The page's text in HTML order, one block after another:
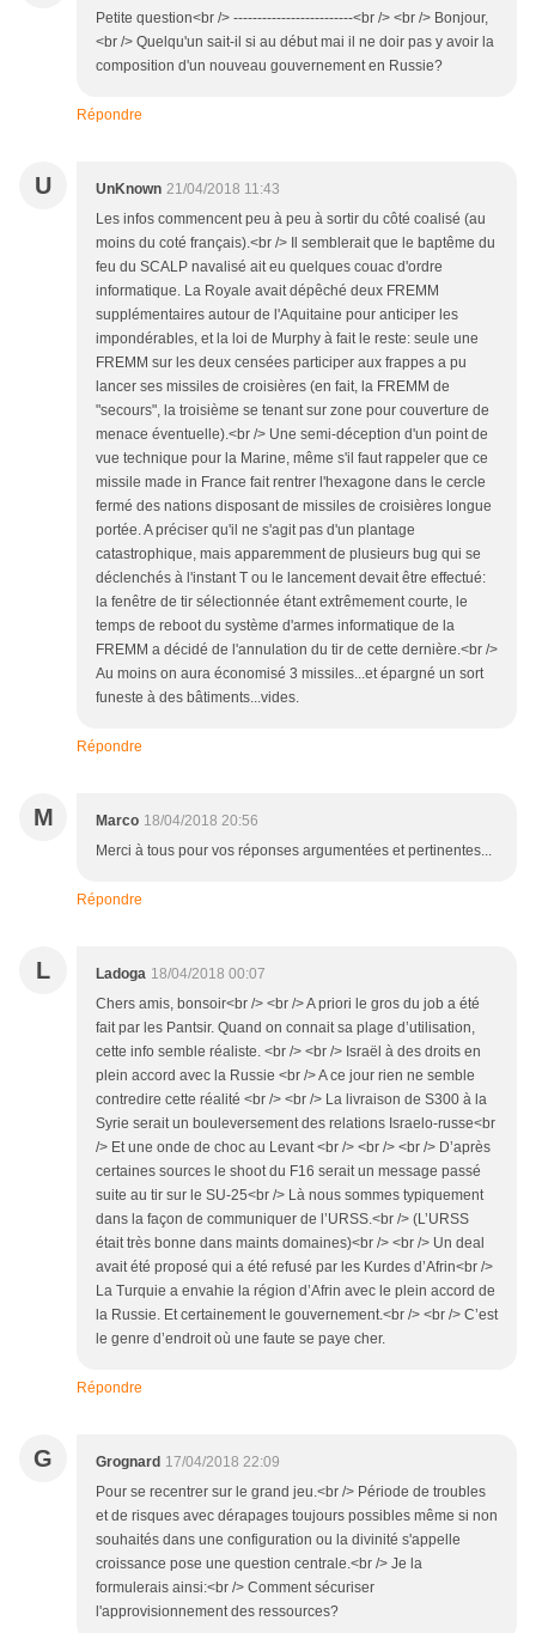
Petite question<br /> -------------------------<br /> <br /> Bonjour,
<br /> Quelqu'un sait-il si au début mai il ne doir pas y avoir la
composition d'un nouveau gouvernement en Russie?
Répondre
U UnKnown 21/04/2018 11:43
Les infos commencent peu à peu à sortir du côté coalisé (au
moins du coté français).<br /> Il semblerait que le baptême du
feu du SCALP navalisé ait eu quelques couac d'ordre
informatique. La Royale avait dépêché deux FREMM
supplémentaires autour de l'Aquitaine pour anticiper les
impondérables, et la loi de Murphy à fait le reste: seule une
FREMM sur les deux censées participer aux frappes a pu
lancer ses missiles de croisières (en fait, la FREMM de
"secours", la troisième se tenant sur zone pour couverture de
menace éventuelle).<br /> Une semi-déception d'un point de
vue technique pour la Marine, même s'il faut rappeler que ce
missile made in France fait rentrer l'hexagone dans le cercle
fermé des nations disposant de missiles de croisières longue
portée. A préciser qu'il ne s'agit pas d'un plantage
catastrophique, mais apparemment de plusieurs bug qui se
déclenchés à l'instant T ou le lancement devait être effectué:
la fenêtre de tir sélectionnée étant extrêmement courte, le
temps de reboot du système d'armes informatique de la
FREMM a décidé de l'annulation du tir de cette dernière.<br />
Au moins on aura économisé 3 missiles...et épargné un sort
funeste à des bâtiments...vides.
Répondre
M Marco 18/04/2018 20:56
Merci à tous pour vos réponses argumentées et pertinentes...
Répondre
L Ladoga 18/04/2018 00:07
Chers amis, bonsoir<br /> <br /> A priori le gros du job a été
fait par les Pantsir. Quand on connait sa plage d’utilisation,
cette info semble réaliste. <br /> <br /> Israël à des droits en
plein accord avec la Russie <br /> A ce jour rien ne semble
contredire cette réalité <br /> <br /> La livraison de S300 à la
Syrie serait un bouleversement des relations Israelo-russe<br
/> Et une onde de choc au Levant <br /> <br /> <br /> D’après
certaines sources le shoot du F16 serait un message passé
suite au tir sur le SU-25<br /> Là nous sommes typiquement
dans la façon de communiquer de l’URSS.<br /> (L’URSS
était très bonne dans maints domaines)<br /> <br /> Un deal
avait été proposé qui a été refusé par les Kurdes d’Afrin<br />
La Turquie a envahie la région d’Afrin avec le plein accord de
la Russie. Et certainement le gouvernement.<br /> <br /> C’est
le genre d’endroit où une faute se paye cher.
Répondre
G Grognard 17/04/2018 22:09
Pour se recentrer sur le grand jeu.<br /> Période de troubles
et de risques avec dérapages toujours possibles même si non
souhaités dans une configuration ou la divinité s'appelle
croissance pose une question centrale.<br /> Je la
formulerais ainsi:<br /> Comment sécuriser
l'approvisionnement des ressources?